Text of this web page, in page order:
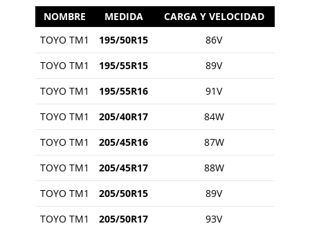
NOMBRE MEDIDA
CARGA Y VELOCIDAD
TOYO TM1
195/50R15
86V
TOYO TM1
195/55R15
89V
TOYO TM1
195/55R16
91V
TOYO TM1
205/40R17
84W
TOYO TM1
205/45R16
87W
TOYO TM1
205/45R17
88W
TOYO TM1
205/50R15
89V
TOYO TM1
205/50R17
93V